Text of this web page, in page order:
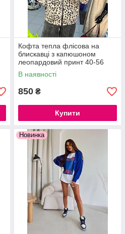
Кофта тепла флісова на
блискавці з капюшоном
леопардовий принт 40-56
розміри
В наявності
850 ₴
Купити
Новинка